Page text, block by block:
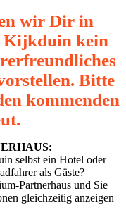
wir Dir in
Kijkduin kein
Bitte
kommenden
selbst ein Hotel oder
als Gäste?
Partnerhaus und Sie
gleichzeitig anzeigen